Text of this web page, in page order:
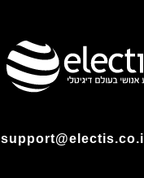
support@electis.co.il